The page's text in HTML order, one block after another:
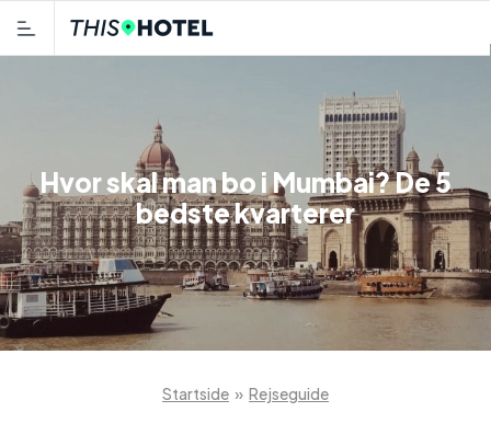
Hvor skal man bo i Mumbai? De 5
bedste kvarterer
Startside » Rejseguide